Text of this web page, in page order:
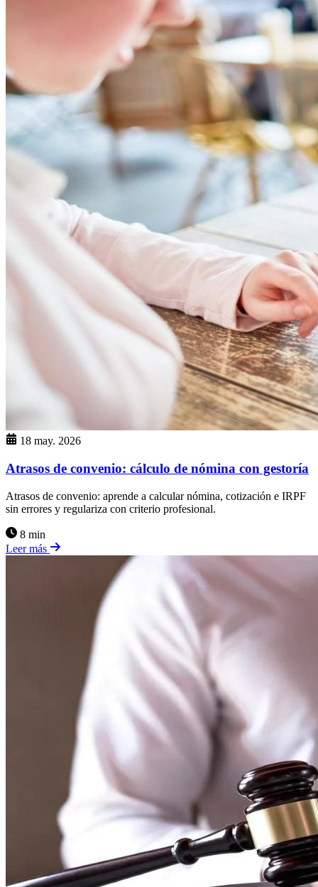
18 may. 2026
Atrasos de convenio: cálculo de nómina con gestoría
Atrasos de convenio: aprende a calcular nómina, cotización e IRPF
sin errores y regulariza con criterio profesional.
8 min
Leer más